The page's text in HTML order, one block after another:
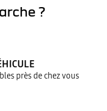
?
près de chez vous